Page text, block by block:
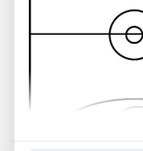
2de oefening =
zich door naar de